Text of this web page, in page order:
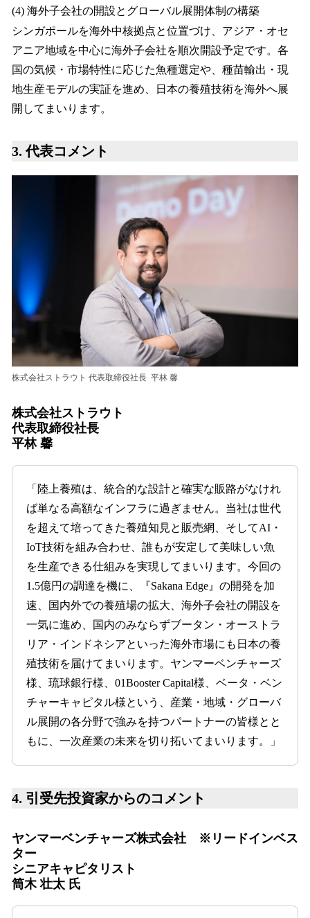
(4) 海外子会社の開設とグローバル展開体制の構築
シンガポールを海外中核拠点と位置づけ、アジア・オセ
アニア地域を中心に海外子会社を順次開設予定です。各
国の気候・市場特性に応じた魚種選定や、種苗輸出・現
地生産モデルの実証を進め、日本の養殖技術を海外へ展
開してまいります。
3. 代表コメント
株式会社ストラウト 代表取締役社長 平林 馨
株式会社ストラウト
代表取締役社長
平林 馨
「陸上養殖は、統合的な設計と確実な販路がなけれ
ば単なる高額なインフラに過ぎません。当社は世代
を超えて培ってきた養殖知見と販売網、そしてAI・
IoT技術を組み合わせ、誰もが安定して美味しい魚
を生産できる仕組みを実現してまいります。今回の
1.5億円の調達を機に、『Sakana Edge』の開発を加
速、国内外での養殖場の拡大、海外子会社の開設を
一気に進め、国内のみならずブータン・オーストラ
リア・インドネシアといった海外市場にも日本の養
殖技術を届けてまいります。ヤンマーベンチャーズ
様、琉球銀行様、01Booster Capital様、ベータ・ベン
チャーキャピタル様という、産業・地域・グローバ
ル展開の各分野で強みを持つパートナーの皆様とと
もに、一次産業の未来を切り拓いてまいります。」
4. 引受先投資家からのコメント
ヤンマーベンチャーズ株式会社 ※リードインベス
ター
シニアキャピタリスト
筒木 壮太 氏